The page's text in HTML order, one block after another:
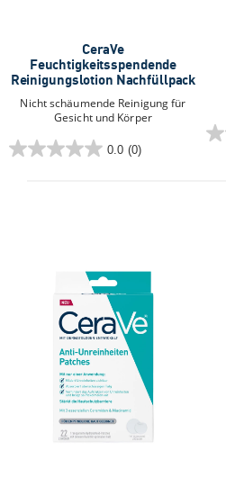
CeraVe
Feuchtigkeitsspendende
Reinigungslotion Nachfüllpack
Nicht schäumende Reinigung für
Gesicht und Körper
0.0 (0)
0.0
0.0